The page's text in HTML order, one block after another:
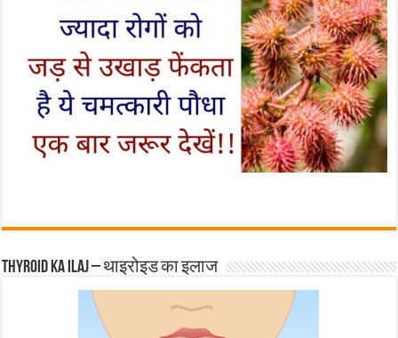
Thyroid ka ilaj – थाइरोइड का इलाज